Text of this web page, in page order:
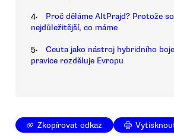
4.
Proč děláme AltPrajd? Protože
nejdůležitější, co máme
5.
Ceuta jako nástroj hybridního
pravice rozděluje Evropu
Zkopírovat odkaz